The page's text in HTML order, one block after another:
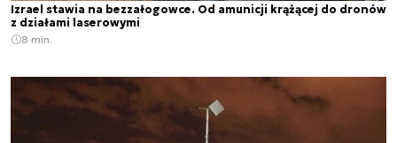
Izrael stawia na bezzałogowce. Od amunicji krążącej do dronów
z działami laserowymi
8 min.